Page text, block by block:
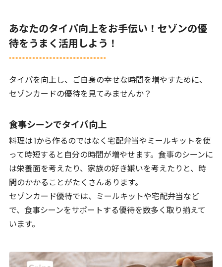
あなたのタイパ向上をお手伝い！セゾンの優
待をうまく活用しよう！
タイパを向上し、ご自身の幸せな時間を増やすために、
セゾンカードの優待を見てみませんか？
食事シーンでタイパ向上
料理は から作るのではなく宅配弁当やミールキットを使
って時短すると自分の時間が増やせます。食事のシーンに
は栄養面を考えたり、家族の好き嫌いを考えたりと、時
間のかかることがたくさんあります。
セゾンカード優待では、ミールキットや宅配弁当など
で、食事シーンをサポートする優待を数多く取り揃えて
います。